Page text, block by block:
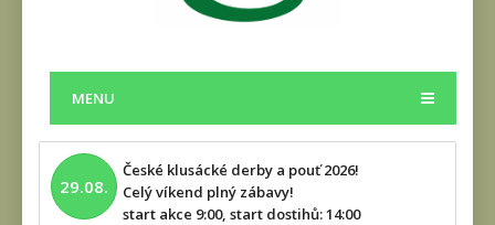
MENU
29.08.
České klusácké derby a pouť 2026!
Celý víkend plný zábavy!
start akce 9:00, start dostihů: 14:00